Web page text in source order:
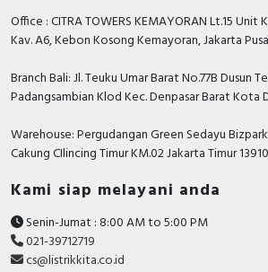
Office : CITRA TOWERS KEMAYORAN Lt.15 Unit
Kav. A6, Kebon Kosong Kemayoran, Jakarta
Branch Bali: Jl. Teuku Umar Barat No.77B Dusun
Padangsambian Klod Kec. Denpasar Barat Kota
Warehouse: Pergudangan Green Sedayu
Cakung CIlincing Timur KM.02 Jakarta Timur 13910
Kami siap melayani anda
Senin-Jumat : 8:00 AM to 5:00 PM
021-39712719
cs@listrikkita.co.id